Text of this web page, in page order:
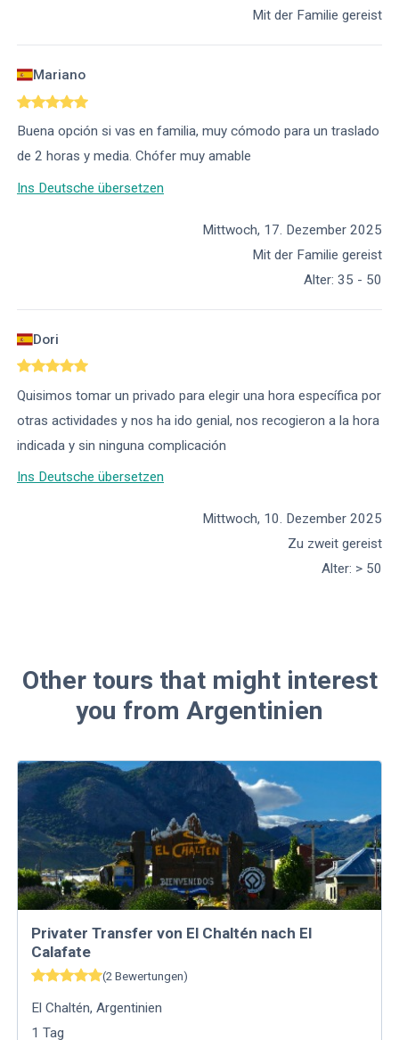
Mit der Familie gereist
Mariano
Buena opción si vas en familia, muy cómodo para un traslado
de 2 horas y media. Chófer muy amable
Ins Deutsche übersetzen
Mittwoch, 17. Dezember 2025
Mit der Familie gereist
Alter: 35 - 50
Dori
Quisimos tomar un privado para elegir una hora específica por
otras actividades y nos ha ido genial, nos recogieron a la hora
indicada y sin ninguna complicación
Ins Deutsche übersetzen
Mittwoch, 10. Dezember 2025
Zu zweit gereist
Alter: > 50
Other tours that might interest
you from Argentinien
Privater Transfer von El Chaltén nach El
Calafate
(2 Bewertungen)
El Chaltén,Argentinien
1 Tag